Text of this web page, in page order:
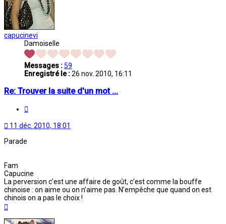
capucinevi
Damoiselle
Messages :59
Enregistré le :26 nov. 2010, 16:11
Re: Trouver la suite d'un mot ...
11 déc. 2010, 18:01
Parade
Fam
Capucine
La perversion c’est une affaire de goût, c’est comme la bouffe
chinoise : on aime ou on n’aime pas. N’empêche que quand on est
chinois on a pas le choix !